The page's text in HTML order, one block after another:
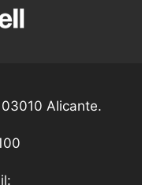
Alicante.